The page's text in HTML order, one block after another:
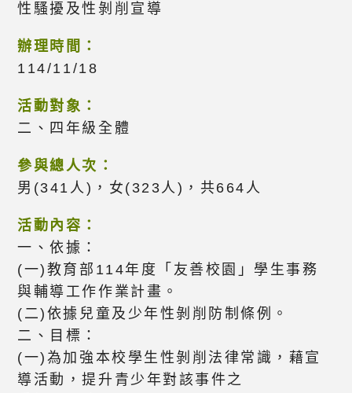
性騷擾及性剝削宣導
辦理時間：
114/11/18
活動對象：
二、四年級全體
參與總人次：
男(341人)，女(323人)，共664人
活動內容：
一、依據：
(一)教育部114年度「友善校園」學生事務
與輔導工作作業計畫。
(二)依據兒童及少年性剝削防制條例。
二、目標：
(一)為加強本校學生性剝削法律常識，藉宣
導活動，提升青少年對該事件之